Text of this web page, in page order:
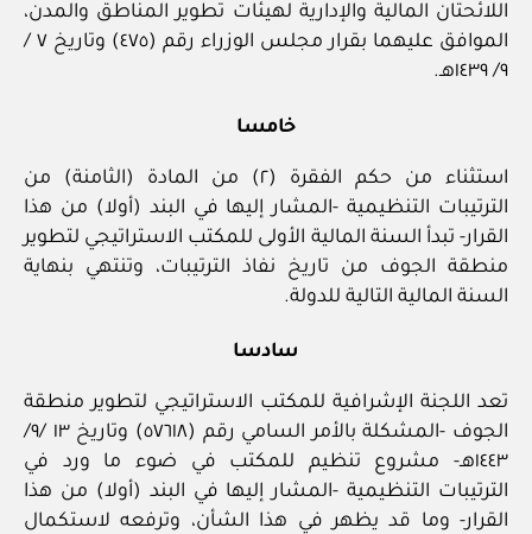
اللائحتان المالية والإدارية لهيئات تطوير المناطق والمدن،
الموافق عليهما بقرار مجلس الوزراء رقم (٤٧٥) وتاريخ ٧ /
٩/ ١٤٣٩هـ.
خامسا
استثناء من حكم الفقرة (٢) من المادة (الثامنة) من
الترتيبات التنظيمية -المشار إليها في البند (أولا) من هذا
القرار- تبدأ السنة المالية الأولى للمكتب الاستراتيجي لتطوير
منطقة الجوف من تاريخ نفاذ الترتيبات، وتنتهي بنهاية
السنة المالية التالية للدولة.
سادسا
تعد اللجنة الإشرافية للمكتب الاستراتيجي لتطوير منطقة
الجوف -المشكلة بالأمر السامي رقم (٥٧٦١٨) وتاريخ ١٣ /٩/
١٤٤٣هـ- مشروع تنظيم للمكتب في ضوء ما ورد في
الترتيبات التنظيمية -المشار إليها في البند (أولا) من هذا
القرار- وما قد يظهر في هذا الشأن، وترفعه لاستكمال